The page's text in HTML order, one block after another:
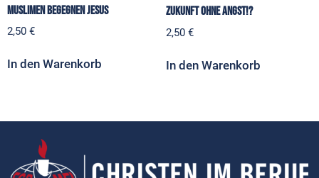
Muslimen begegnen Jesus
2,50 €
In den Warenkorb
Zukunft ohne Angst!?
2,50 €
In den Warenkorb